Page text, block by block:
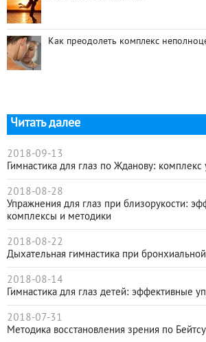
Как преодолеть комплекс
Читать далее
2018-09-13
Гимнастика для глаз по Жданову:
2018-08-28
Упражнения для глаз при близорукости:
комплексы и методики
2018-08-22
Дыхательная гимнастика при
2018-08-14
Гимнастика для глаз детей: эффективные
2018-07-31
Методика восстановления зрения по Бейтсу